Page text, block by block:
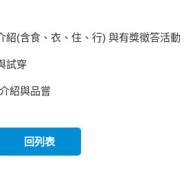
紹(含食、衣、住、行) 與有獎徵答活動
試穿
紹與品嘗
回列表